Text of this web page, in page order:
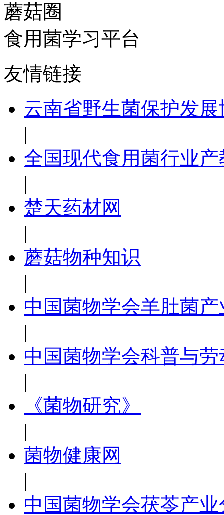
蘑菇圈
食用菌学习平台
友情链接
云南省野生菌保护发展
|
全国现代食用菌行业
|
楚天药材网
|
蘑菇物种知识
|
中国菌物学会羊肚菌
|
中国菌物学会科普与
|
《菌物研究》
|
菌物健康网
|
中国菌物学会茯苓产业